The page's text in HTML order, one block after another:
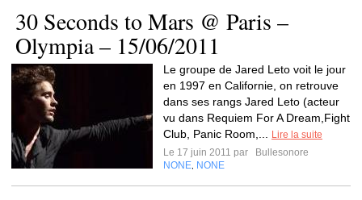
30 Seconds to Mars @ Paris –
Olympia – 15/06/2011
Le groupe de Jared Leto voit le jour
en 1997 en Californie, on retrouve
dans ses rangs Jared Leto (acteur
vu dans Requiem For A Dream,Fight
Club, Panic Room,...
Lire la suite
Le 17 juin 2011 par
Bullesonore
NONE NONE